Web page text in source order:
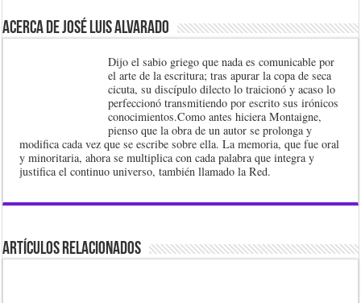
Acerca de José Luis Alvarado
Dijo el sabio griego que nada es comunicable por
el arte de la escritura; tras apurar la copa de seca
cicuta, su discípulo dilecto lo traicionó y acaso lo
perfeccionó transmitiendo por escrito sus irónicos
conocimientos.Como antes hiciera Montaigne,
pienso que la obra de un autor se prolonga y
modifica cada vez que se escribe sobre ella. La memoria, que fue oral
y minoritaria, ahora se multiplica con cada palabra que integra y
justifica el continuo universo, también llamado la Red.
Artículos Relacionados